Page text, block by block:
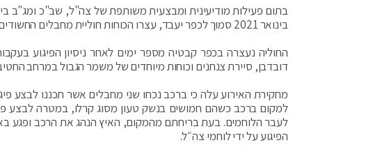
בינואר 2021 סמוך לכפר יעבד, עצרו הכוחות חוליית מחבלים החשודים בביצוע נסיון הפיגוע.
החוליה נעצרה בכפר קבטיה מספר ימים לאחר ניסיון הפיגוע
דובדבן, סיירת צנחנים וכוחות מיוחדים של משמר הגבול במרחב
מחקירת האירוע עלה כי ברכב נכחו שני מחבלים אשר תכננו לבצע
למקום ברכב כשהם חמושים בנשק טעון מסוג קרלו, במטרה לבצע
לעבר הלוחמים. בעת בריחתם מהמקום, האיץ הנהג את הרכב ופגע
הפיגוע על ידי לוחמי צה״ל.